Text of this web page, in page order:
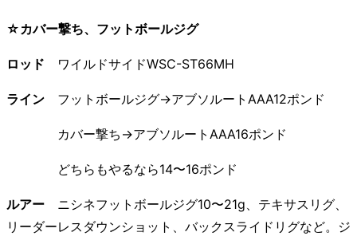
☆カバー撃ち、フットボールジグ
ロッド ワイルドサイドWSC-ST66MH
ライン フットボールジグ→アブソルートAAA12ポンド
カバー撃ち→アブソルートAAA16ポンド
どちらもやるなら14〜16ポンド
ルアー ニシネフットボールジグ10〜21g、テキサスリグ、
リーダーレスダウンショット、バックスライドリグなど。ジ